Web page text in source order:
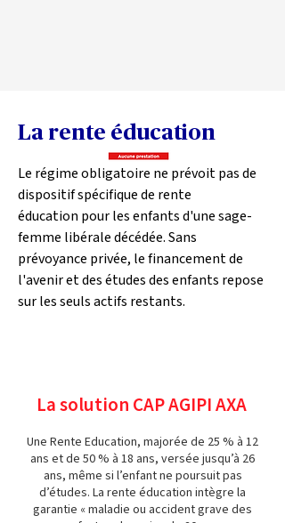
La rente éducation
Le régime obligatoire ne prévoit pas de
dispositif spécifique de rente
éducation pour les enfants d'une sage-
femme libérale décédée. Sans
prévoyance privée, le financement de
l'avenir et des études des enfants repose
sur les seuls actifs restants.
La solution CAP AGIPI AXA
Une Rente Education, majorée de 25 % à 12
ans et de 50 % à 18 ans, versée jusqu’à 26
ans, même si l’enfant ne poursuit pas
d’études. La rente éducation intègre la
garantie « maladie ou accident grave des